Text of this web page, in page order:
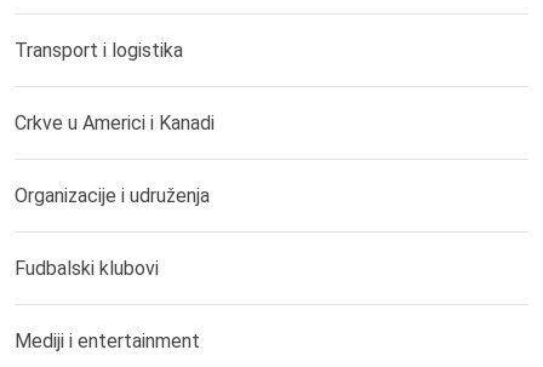
Transport i logistika
Crkve u Americi i Kanadi
Organizacije i udruženja
Fudbalski klubovi
Mediji i entertainment